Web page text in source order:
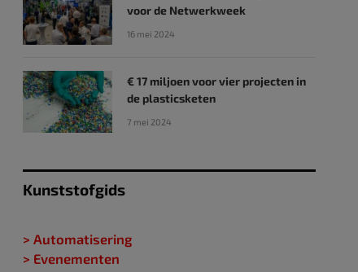
voor de Netwerkweek
16 mei 2024
€ 17 miljoen voor vier projecten in
de plasticsketen
7 mei 2024
Kunststofgids
> Automatisering
> Evenementen